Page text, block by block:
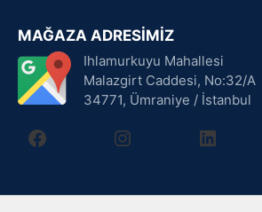
MAĞAZA ADRESİMİZ
Ihlamurkuyu Mahallesi
Malazgirt Caddesi, No:32/A
34771, Ümraniye / İstanbul
facebookinstagramlinkedin